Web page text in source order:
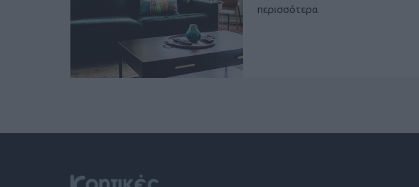
περισσότερα